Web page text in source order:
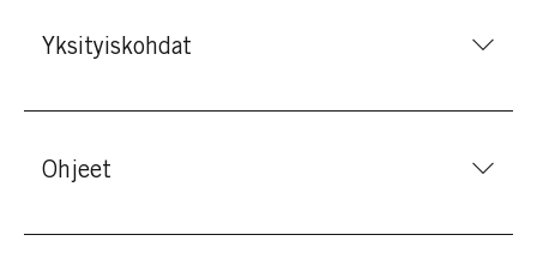
Yksityiskohdat
Ohjeet